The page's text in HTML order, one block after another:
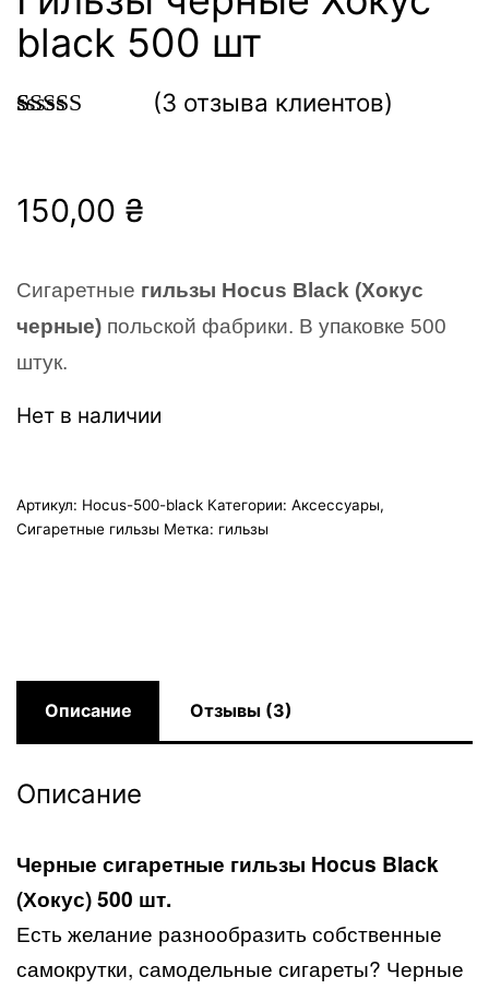
black 500 шт
опроса
пользователей
(3 отзыва клиентов)
150,00 ₴
Сигаретные гильзы Hocus Black (Хокус
черные) польской фабрики. В упаковке 500
штук.
Нет в наличии
Артикул: Hocus-500-black Категории: Аксессуары,
Сигаретные гильзы Метка: гильзы
Описание Отзывы (3)
Описание
Черные сигаретные гильзы Hocus Black
(Хокус) 500 шт.
Есть желание разнообразить собственные
самокрутки, самодельные сигареты? Черные